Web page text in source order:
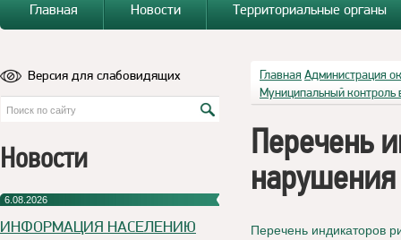
Главная
Новости Территориальные органы
Версия для слабовидящих
Новости
6.08.2026
ИНФОРМАЦИЯ НАСЕЛЕНИЮ
Главная Администрация
Муниципальный контроль
Перечень
Перечень индикаторов